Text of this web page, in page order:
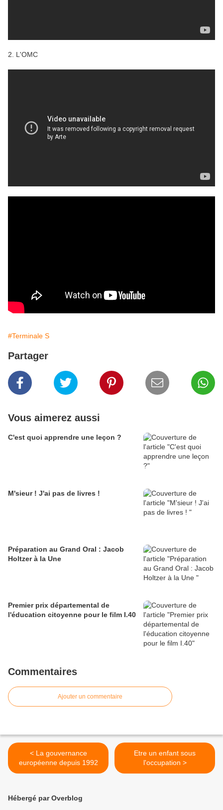
2. L'OMC
#Terminale S
Partager
Vous aimerez aussi
C'est quoi apprendre une leçon ?
M'sieur ! J'ai pas de livres !
Préparation au Grand Oral : Jacob
Holtzer à la Une
Premier prix départemental de
l'éducation citoyenne pour le film I.40
Commentaires
Ajouter un commentaire
< La gouvernance
européenne depuis 1992
Etre un enfant sous
l'occupation >
Hébergé par Overblog